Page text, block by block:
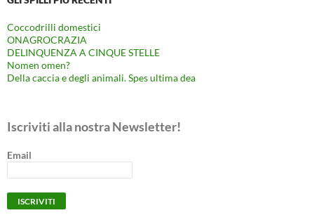
Coccodrilli domestici
ONAGROCRAZIA
DELINQUENZA A CINQUE STELLE
Nomen omen?
Della caccia e degli animali. Spes ultima dea
Iscriviti alla nostra Newsletter!
Email